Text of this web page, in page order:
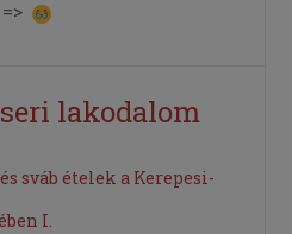
lakodalom
sváb ételek a Kerepesi-
I.